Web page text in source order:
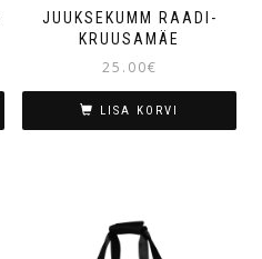
JUUKSEKUMM RAADI-
KRUUSAMÄE
25.00€
LISA KORVI